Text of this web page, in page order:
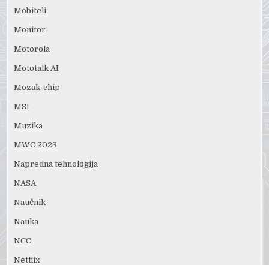
Mobiteli
Monitor
Motorola
Mototalk AI
Mozak-chip
MSI
Muzika
MWC 2023
Napredna tehnologija
NASA
Naučnik
Nauka
NCC
Netflix